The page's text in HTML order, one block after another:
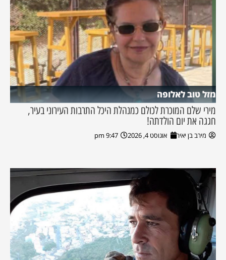
מזל טוב לאלופה
מירי שלם המוכרת לכולם כמנהלת היכל התרבות העירוני בעיר,
חגגה את יום הולדתה!
מירב בן יאיר אוגוסט 4, 2026 9:47 pm